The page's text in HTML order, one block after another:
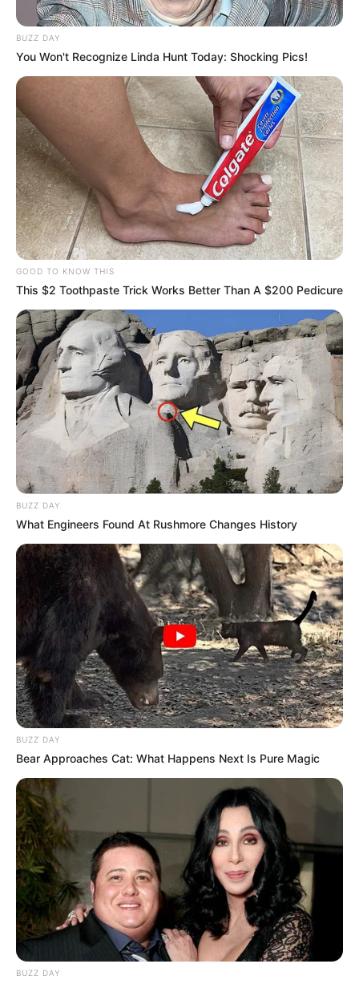
BUZZ DAY
You Won't Recognize Linda Hunt Today: Shocking Pics!
GOOD TO KNOW THIS
This $2 Toothpaste Trick Works Better Than A $200 Pedicure
BUZZ DAY
What Engineers Found At Rushmore Changes History
BUZZ DAY
Bear Approaches Cat: What Happens Next Is Pure Magic
BUZZ DAY